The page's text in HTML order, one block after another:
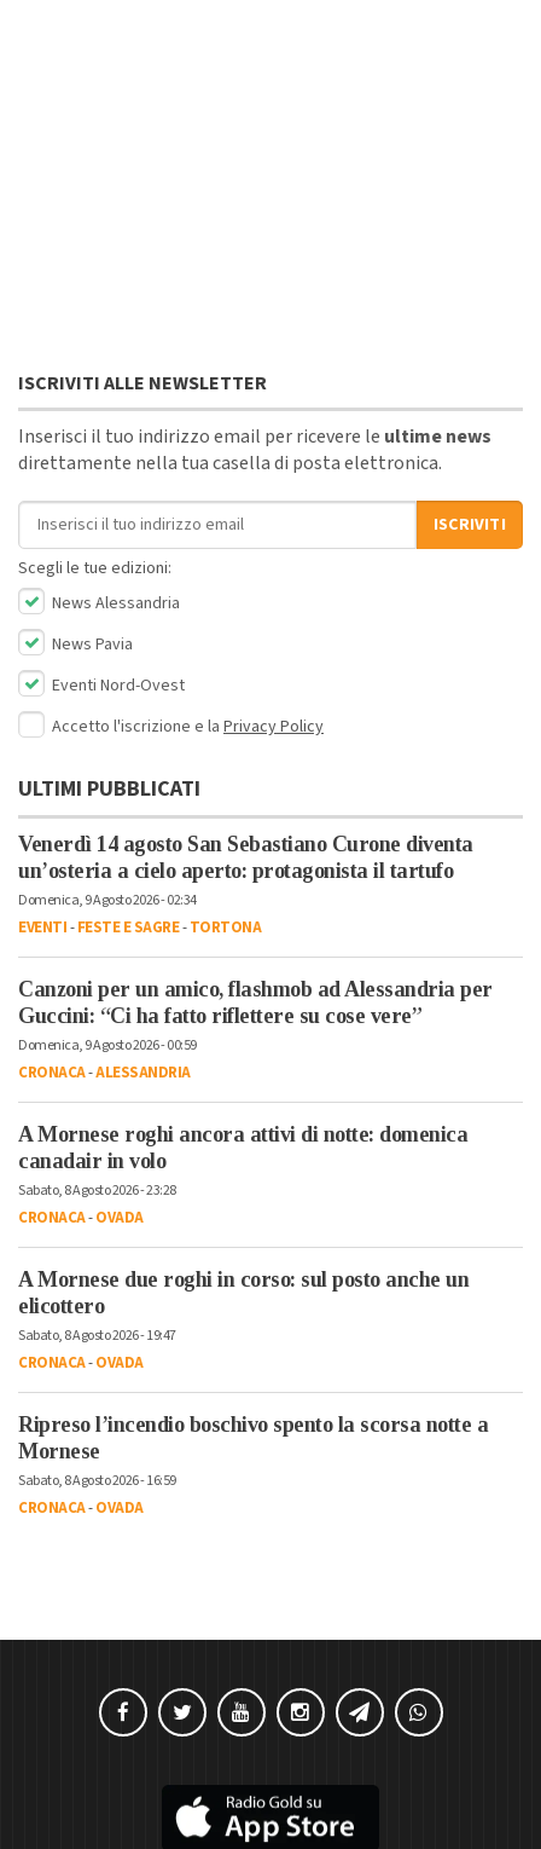
ISCRIVITI ALLE NEWSLETTER
Inserisci il tuo indirizzo email per ricevere le ultime news
direttamente nella tua casella di posta elettronica.
Indirizzo email
ISCRIVITI
Scegli le tue edizioni:
News Alessandria
News Pavia
Eventi Nord-Ovest
Accetto l'iscrizione e la Privacy Policy
ULTIMI PUBBLICATI
Venerdì 14 agosto San Sebastiano Curone diventa
un’osteria a cielo aperto: protagonista il tartufo
Domenica, 9 Agosto 2026 - 02:34
EVENTI-FESTE E SAGRE-TORTONA
Canzoni per un amico, flashmob ad Alessandria per
Guccini: “Ci ha fatto riflettere su cose vere”
Domenica, 9 Agosto 2026 - 00:59
CRONACA-ALESSANDRIA
A Mornese roghi ancora attivi di notte: domenica
canadair in volo
Sabato, 8 Agosto 2026 - 23:28
CRONACA-OVADA
A Mornese due roghi in corso: sul posto anche un
elicottero
Sabato, 8 Agosto 2026 - 19:47
CRONACA-OVADA
Ripreso l’incendio boschivo spento la scorsa notte a
Mornese
Sabato, 8 Agosto 2026 - 16:59
CRONACA-OVADA